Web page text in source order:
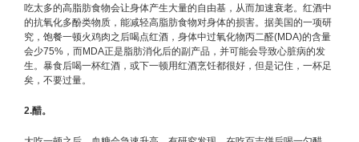
吃太多的高脂肪食物会让身体产生大量的自由基，从而加速衰老。红酒中
的抗氧化多酚类物质，能减轻高脂肪食物对身体的损害。据美国的一项研
究，饱餐一顿火鸡肉之后喝点红酒，身体中过氧化物丙二醛(MDA)的含量
会少75%，而MDA正是脂肪消化后的副产品，并可能会导致心脏病的发
生。暴食后喝一杯红酒，或下一顿用红酒烹饪都很好，但是记住，一杯足
矣，不要过量。
2.醋。